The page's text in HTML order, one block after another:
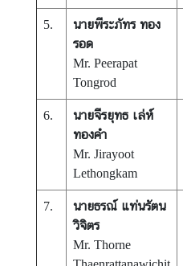
e
n
o
a
5.
นายพีระภัทร ทอง
รอด
Mr. Peerapat
Tongrod
6.
นายจีรยุทธ เล่ห์
ทองคำ
Mr. Jirayoot
Lethongkam
7.
นายธรณ์ แท่นรัตน
วิจิตร
Mr. Thorne